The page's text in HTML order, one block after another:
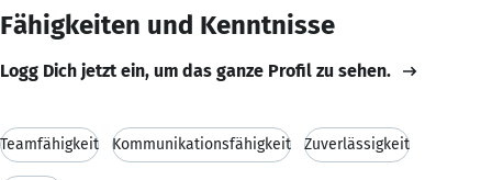
Fähigkeiten und Kenntnisse
Logg Dich jetzt ein, um das ganze Profil zu sehen.
Teamfähigkeit Kommunikationsfähigkeit Zuverlässigkeit